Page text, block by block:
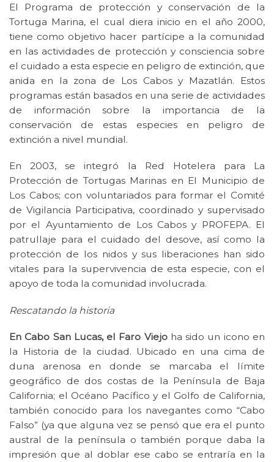
El Programa de protección y conservación de la
Tortuga Marina, el cual diera inicio en el año 2000,
tiene como objetivo hacer partícipe a la comunidad
en las actividades de protección y consciencia sobre
el cuidado a esta especie en peligro de extinción, que
anida en la zona de Los Cabos y Mazatlán. Estos
programas están basados en una serie de actividades
de información sobre la importancia de la
conservación de estas especies en peligro de
extinción a nivel mundial.
En 2003, se integró la Red Hotelera para La
Protección de Tortugas Marinas en El Municipio de
Los Cabos; con voluntariados para formar el Comité
de Vigilancia Participativa, coordinado y supervisado
por el Ayuntamiento de Los Cabos y PROFEPA. El
patrullaje para el cuidado del desove, así como la
protección de los nidos y sus liberaciones han sido
vitales para la supervivencia de esta especie, con el
apoyo de toda la comunidad involucrada.
Rescatando la historia
En Cabo San Lucas, el Faro Viejoha sido un icono en
la Historia de la ciudad. Ubicado en una cima de
duna arenosa en donde se marcaba el límite
geográfico de dos costas de la Península de Baja
California; el Océano Pacífico y el Golfo de California,
también conocido para los navegantes como “Cabo
Falso” (ya que alguna vez se pensó que era el punto
austral de la península o también porque daba la
impresión que al doblar ese cabo se entraría en la